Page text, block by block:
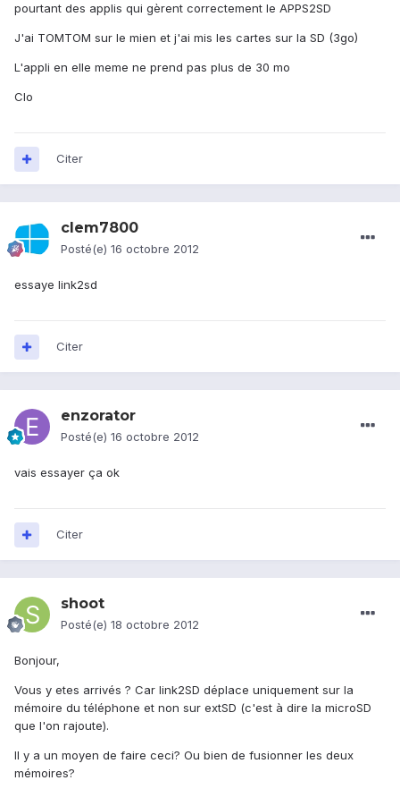
pourtant des applis qui gèrent correctement le APPS2SD
J'ai TOMTOM sur le mien et j'ai mis les cartes sur la SD (3go)
L'appli en elle meme ne prend pas plus de 30 mo
Clo
Citer
clem7800
Posté(e) 16 octobre 2012
essaye link2sd
Citer
enzorator
Posté(e) 16 octobre 2012
vais essayer ça ok
Citer
shoot
Posté(e) 18 octobre 2012
Bonjour,
Vous y etes arrivés ? Car link2SD déplace uniquement sur la
mémoire du téléphone et non sur extSD (c'est à dire la microSD
que l'on rajoute).
Il y a un moyen de faire ceci? Ou bien de fusionner les deux
mémoires?